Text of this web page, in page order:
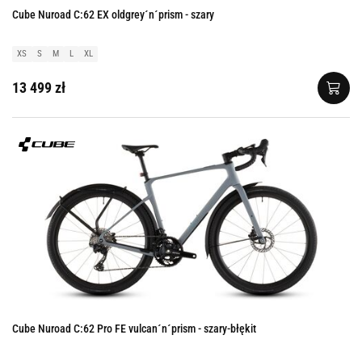
Cube Nuroad C:62 EX oldgrey´n´prism - szary
XS S M L XL
13 499 zł
Cube Nuroad C:62 Pro FE vulcan´n´prism - szary-błękit